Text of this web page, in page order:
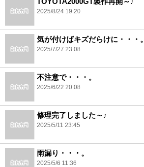
2025/8/24 19:20
気が付けばキズだらけに・・・。
2025/7/27 23:08
不注意で・・・。
2025/6/22 20:08
修理完了しました～♪
2025/5/11 23:45
雨漏り・・・。
2025/5/6 11:36